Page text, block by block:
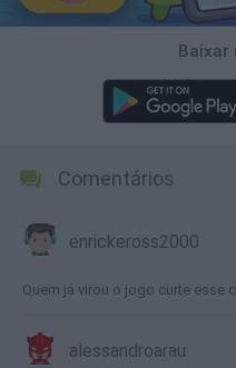
Baixar
Comentários
enrickeross2000
Quem já virou o jogo curte esse
alessandroarau